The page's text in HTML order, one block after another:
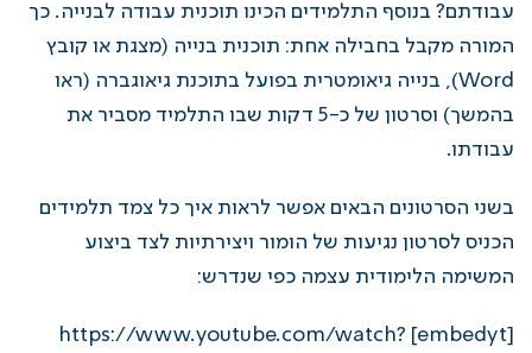
עבודתם? בנוסף התלמידים הכינו תוכנית עבודה לבנייה. כך
המורה מקבל בחבילה אחת: תוכנית בנייה (מצגת או קובץ
Word), בנייה גיאומטרית בפועל בתוכנת גיאוגברה (ראו
בהמשך) וסרטון של כ-5 דקות שבו התלמיד מסביר את
עבודתו.
בשני הסרטונים הבאים אפשר לראות איך כל צמד תלמידים
הכניס לסרטון נגיעות של הומור ויצירתיות לצד ביצוע
המשימה הלימודית עצמה כפי שנדרש:
[embedyt] https://www.youtube.com/watch?